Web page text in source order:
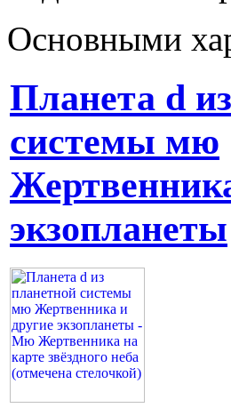
Основными
Планета d
системы мю
экзопланеты